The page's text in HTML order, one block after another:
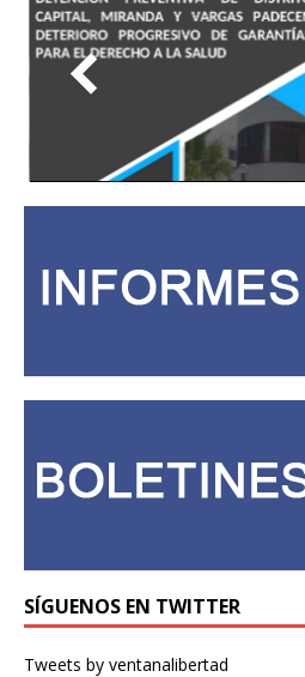
SÍGUENOS EN TWITTER
Tweets by ventanalibertad